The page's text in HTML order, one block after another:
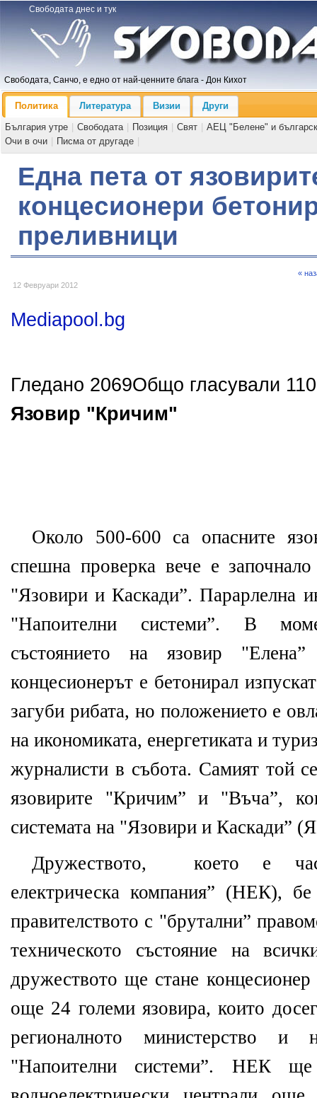
Свободата днес и тук
Свободата, Санчо, е едно от най-ценните блага - Дон Кихот
Политика Литература Визии
Други
България утре
Свободата Позиция Свят
АЕЦ "Белене" и
Очи в очи
Писма от другаде
Една пета от
концесионери
преливници
12 Февруари 2012
«
Mediapool.bg
Гледано 2069Общо гласували 110
Язовир "Кричим"
Около 500-600 са опасните
спешна проверка вече е
"Язовири и Каскади”. Парарлелна
"Напоителни системи”. В
състоянието на язовир
концесионерът е бетонирал
загуби рибата, но положението е
на икономиката, енергетиката и
журналисти в събота. Самият той
язовирите "Кричим” и "Въча”,
системата на "Язовири и Каскади”
Дружеството, което е
електрическа компания” (НЕК),
правителството с "брутални”
техническото състояние на
дружеството ще стане
още 24 големи язовира, които
регионалното министерство и
"Напоителни системи”. НЕК